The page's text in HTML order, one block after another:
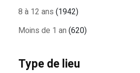
8 à 12 ans (1942)
Moins de 1 an (620)
Type de lieu